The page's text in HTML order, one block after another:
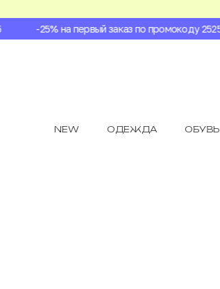
-25% на первый заказ по промокоду 2525
NEW ОДЕЖДА ОБУВЬ